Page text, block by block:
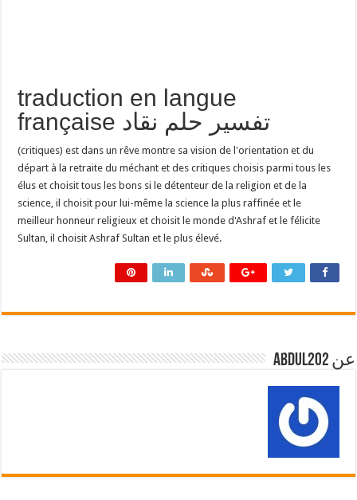
traduction en langue
française تفسير حلم نقاد
(critiques) est dans un rêve montre sa vision de l'orientation et du
départ à la retraite du méchant et des critiques choisis parmi tous les
élus et choisit tous les bons si le détenteur de la religion et de la
science, il choisit pour lui-même la science la plus raffinée et le
meilleur honneur religieux et choisit le monde d'Ashraf et le félicite
Sultan, il choisit Ashraf Sultan et le plus élevé.
عن abdul202